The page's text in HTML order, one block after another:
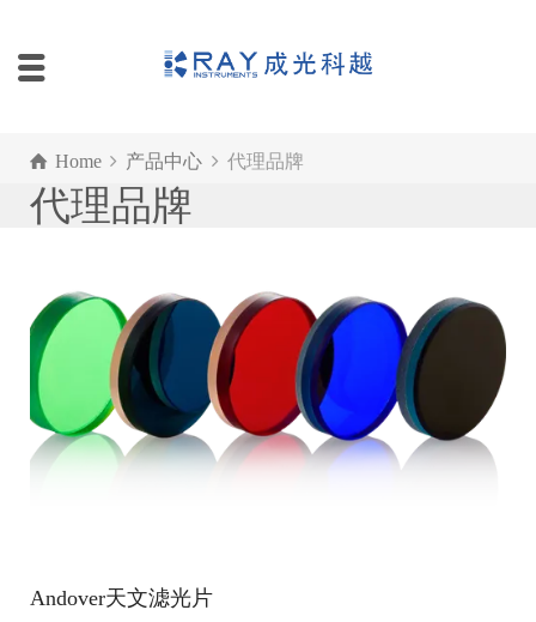
Home 产品中心 代理品牌
代理品牌
Andover天文滤光片